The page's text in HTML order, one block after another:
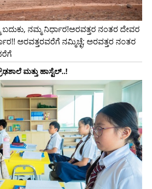
ನಮ್ಮ ನಿರ್ಧಾರ!ಅರವತ್ತರ ನಂತರ ದೇವರ
ಅರವತ್ತರವರೆಗೆ ನಮ್ಮಿಚ್ಛೆ; ಅರವತ್ತರ ನಂತರ
ಮತ್ತು ಹಾಸ್ಟೆಲ್..!